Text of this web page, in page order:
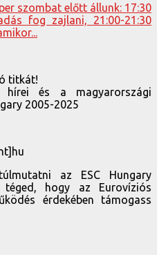
szombat előtt állunk: 17:30
fog zajlani, 21:00-21:30
titkát!
hírei és a magyarországi
2005-2025
az ESC Hungary
téged, hogy az Eurovíziós
érdekében támogass